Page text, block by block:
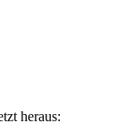
heraus: